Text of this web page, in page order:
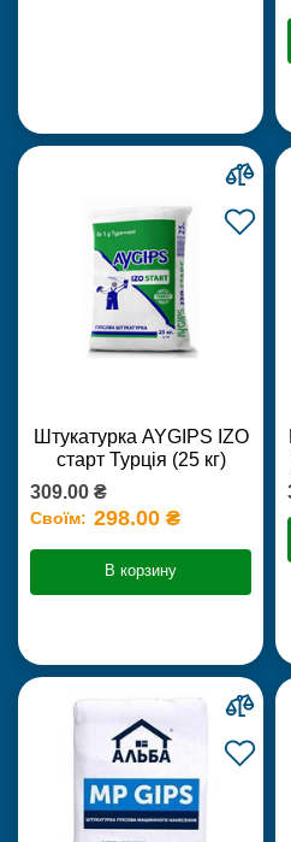
Штукатурка AYGIPS IZO
старт Турція (25 кг)
309.00 ₴
Своїм: 298.00 ₴
В корзину